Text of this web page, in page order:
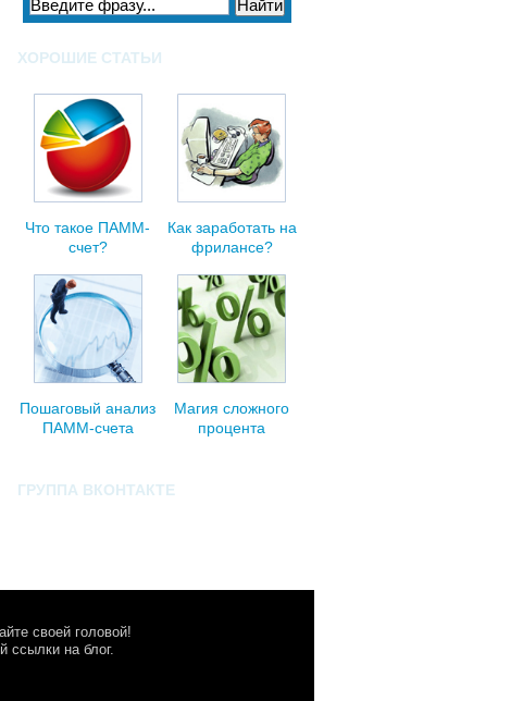
ХОРОШИЕ СТАТЬИ
Что такое ПАММ-
счет?
Как заработать на
фрилансе?
Пошаговый анализ
ПАММ-счета
Магия сложного
процента
ГРУППА ВКОНТАКТЕ
своей головой!
ссылки на блог.